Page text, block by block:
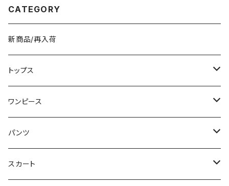
CATEGORY
新商品/再入荷
トップス
Tシャツ/カットソー
タンクトップ/キャミソール
シャツ/ブラウス
ワンピース
ミニ/ショート
ミディアム/ミモレ
パンツ
ショート丈
スカート